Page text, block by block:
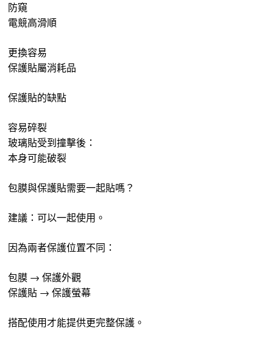
防窺
電競高滑順
更換容易
保護貼屬消耗品
保護貼的缺點
容易碎裂
玻璃貼受到撞擊後：
本身可能破裂
包膜與保護貼需要一起貼嗎？
建議：可以一起使用。
因為兩者保護位置不同：
包膜 → 保護外觀
保護貼 → 保護螢幕
搭配使用才能提供更完整保護。